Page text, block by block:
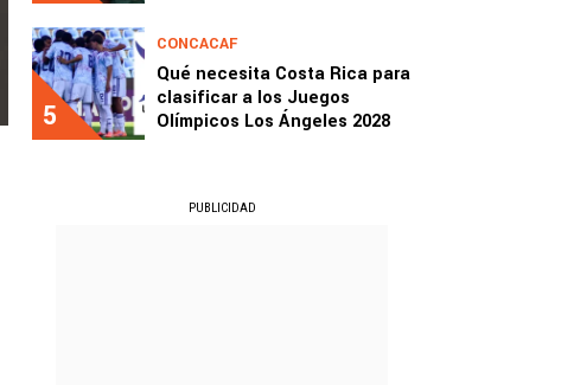
5
CONCACAF
Qué necesita Costa Rica para
clasificar a los Juegos
Olímpicos Los Ángeles 2028
PUBLICIDAD